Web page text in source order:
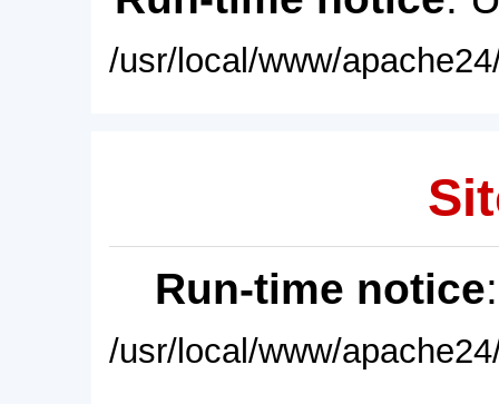
/usr/local/www/
Run-time notice
/usr/local/www/